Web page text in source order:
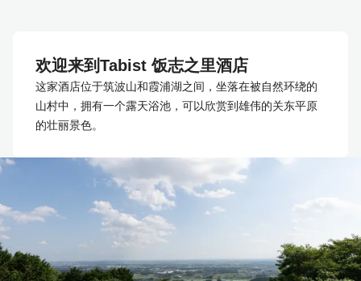
欢迎来到Tabist 饭志之里酒店
这家酒店位于筑波山和霞浦湖之间，坐落在被自然环绕的
山村中，拥有一个露天浴池，可以欣赏到雄伟的关东平原
的壮丽景色。